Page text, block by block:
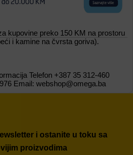
kupovine preko 150 KM na prostoru
i kamine na čvrsta goriva).
Telefon +387 35 312-460
Email: webshop@omega.ba
i ostanite u toku sa
proizvodima